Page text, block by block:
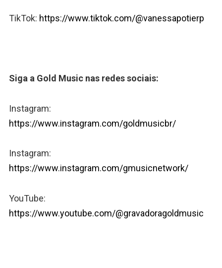
TikTok: https://www.tiktok.com/@vanessapotierp
Siga a Gold Music nas redes sociais:
Instagram:
https://www.instagram.com/goldmusicbr/
Instagram:
https://www.instagram.com/gmusicnetwork/
YouTube:
https://www.youtube.com/@gravadoragoldmusic